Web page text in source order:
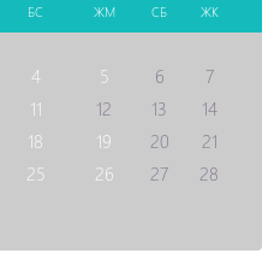
БС ЖМ СБ ЖК
4 5 6
7
11 12 13
14
18 19 20
21
25 26 27
28